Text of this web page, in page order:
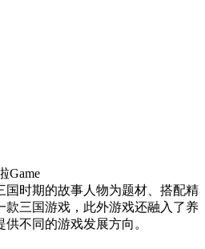
Game
国时期的故事人物为题材、搭配精
款三国游戏，此外游戏还融入了养
不同的游戏发展方向。